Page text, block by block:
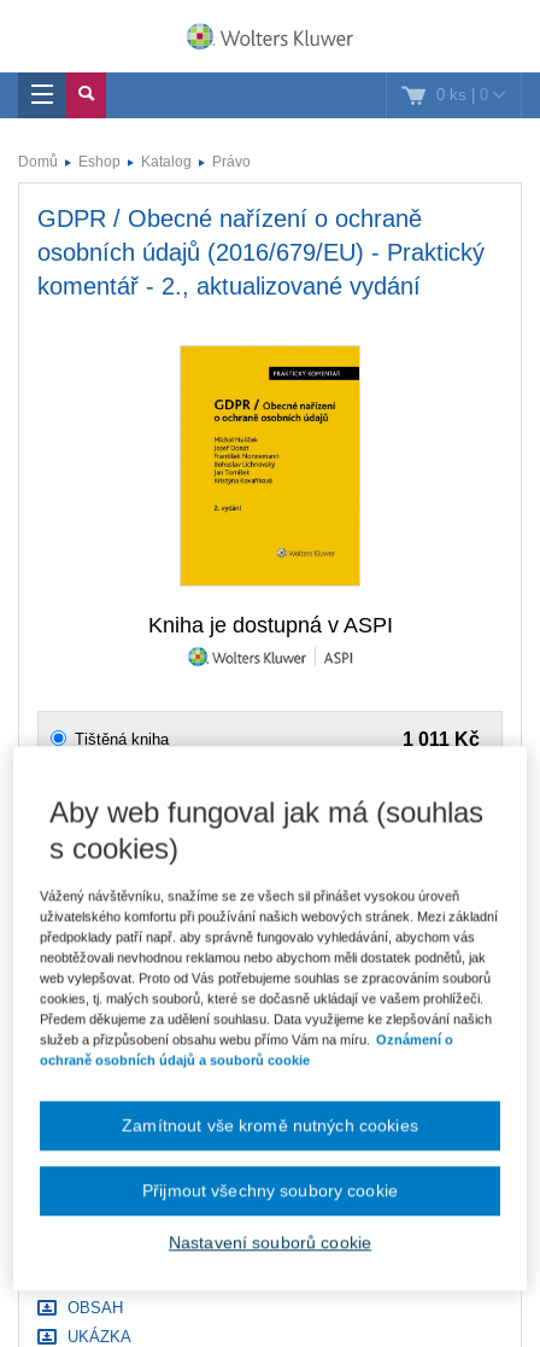
0 ks | 0
Domů Eshop Katalog Právo
GDPR / Obecné nařízení o ochraně
osobních údajů (2016/679/EU) - Praktický
komentář - 2., aktualizované vydání
Kniha je dostupná v ASPI
1 011 Kč
Tištěná kniha
E-kniha Smarteca + soubory ke stažení
V prodeji - ihned k dispozici
Kde najdu soubory e-knih?
1 441 Kč
Ušetříte 759 Kč
DMOC 2 200 Kč
Balíček - Tištěná kniha + E-kniha
Smarteca + soubory ke stažení
Skladem- expedice do 2 pracovních dnů
Co je Smarteca?
zaslány dodatečně e-mailem.
ks Vložit do košíku
Ceny jsou včetně DPH
OBSAH
UKÁZKA
Aby web fungoval jak má (souhlas
s cookies)
Vážený návštěvníku, snažíme se ze všech sil přinášet vysokou úroveň
uživatelského komfortu při používání našich webových stránek. Mezi základní
předpoklady patří např. aby správně fungovalo vyhledávání, abychom vás
neobtěžovali nevhodnou reklamou nebo abychom měli dostatek podnětů, jak
web vylepšovat. Proto od Vás potřebujeme souhlas se zpracováním souborů
cookies, tj. malých souborů, které se dočasně ukládají ve vašem prohlížeči.
Předem děkujeme za udělení souhlasu. Data využijeme ke zlepšování našich
služeb a přizpůsobení obsahu webu přímo Vám na míru. Oznámení o
ochraně osobních údajů a souborů cookie
Nastavení souborů cookie
Zamítnout vše kromě nutných cookies
Přijmout všechny soubory cookie